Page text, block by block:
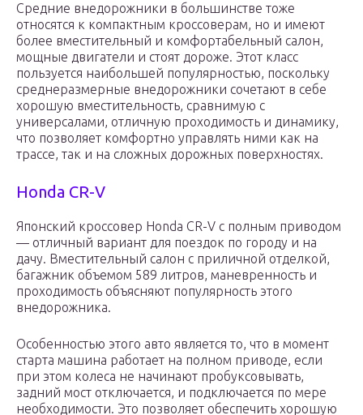
Средние внедорожники в большинстве тоже
относятся к компактным кроссоверам, но и имеют
более вместительный и комфортабельный салон,
мощные двигатели и стоят дороже. Этот класс
пользуется наибольшей популярностью, поскольку
среднеразмерные внедорожники сочетают в себе
хорошую вместительность, сравнимую с
универсалами, отличную проходимость и динамику,
что позволяет комфортно управлять ними как на
трассе, так и на сложных дорожных поверхностях.
Honda CR-V
Японский кроссовер Honda CR-V с полным приводом
— отличный вариант для поездок по городу и на
дачу. Вместительный салон с приличной отделкой,
багажник объемом 589 литров, маневренность и
проходимость объясняют популярность этого
внедорожника.
Особенностью этого авто является то, что в момент
старта машина работает на полном приводе, если
при этом колеса не начинают пробуксовывать,
задний мост отключается, и подключается по мере
необходимости. Это позволяет обеспечить хорошую